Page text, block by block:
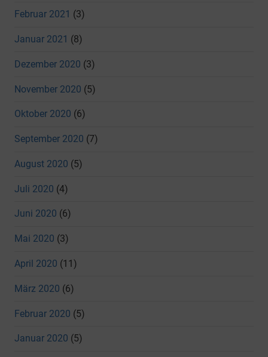
Februar 2021 (3)
Januar 2021 (8)
Dezember 2020 (3)
November 2020 (5)
Oktober 2020 (6)
September 2020 (7)
August 2020 (5)
Juli 2020 (4)
Juni 2020 (6)
Mai 2020 (3)
April 2020 (11)
März 2020 (6)
Februar 2020 (5)
Januar 2020 (5)